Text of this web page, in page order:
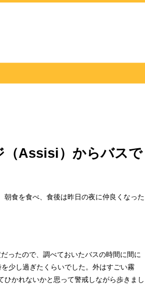
（Assisi）からバスで
食を食べ、食後は昨日の夜に仲良くなった
ったので、調べておいたバスの時間に間に
少し過ぎたくらいでした。外はすごい霧
かれないかと思って警戒しながら歩きまし